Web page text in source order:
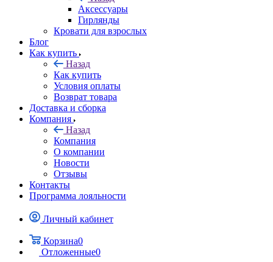
Аксессуары
Гирлянды
Кровати для взрослых
Блог
Как купить
Назад
Как купить
Условия оплаты
Возврат товара
Доставка и сборка
Компания
Назад
Компания
О компании
Новости
Отзывы
Контакты
Программа лояльности
Личный кабинет
Корзина0
Отложенные0